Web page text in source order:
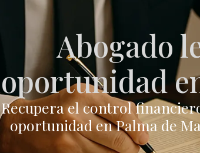
Abogado
oportunidad
Recupera el control
oportunidad en Palma de